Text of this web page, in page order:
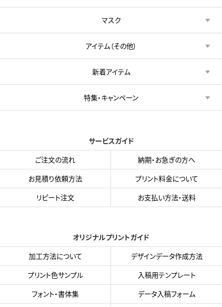
マスク
アイテム（その他）
新着アイテム
特集・キャンペーン
サービスガイド
ご注文の流れ
納期・お急ぎの方へ
お見積り依頼方法
プリント料金について
リピート注文
お支払い方法・送料
オリジナルプリントガイド
加工方法について
デザインデータ作成方法
プリント色サンプル
入稿用テンプレート
フォント・書体集
データ入稿フォーム